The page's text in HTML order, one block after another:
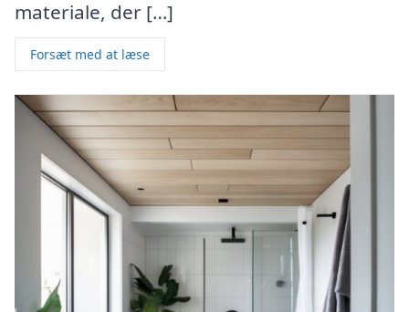
materiale, der […]
Forsæt med at læse